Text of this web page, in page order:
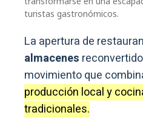
turistas gastronómicos.
La apertura de
almacenes
movimiento que
producción local y
tradicionales.